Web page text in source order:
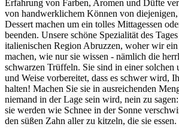
Erfahrung von Farben, Aromen und Düfte
von handwerklichem Können von
Dessert machen um ein tolles Mittagessen
beenden. Unsere schöne Spezialität des
italienischen Region Abruzzen, woher wir
machen, wie nur sie wissen - nämlich die
schwarzen Trüffeln. Sie sind in einer solchen
und Weise vorbereitet, dass es schwer wird,
halten! Machen Sie sie in ausreichenden
niemand in der Lage sein wird, nein zu
sie werden wie Schnee in der Sonne
den süßen Zahn aller zu kitzeln, die sie essen.